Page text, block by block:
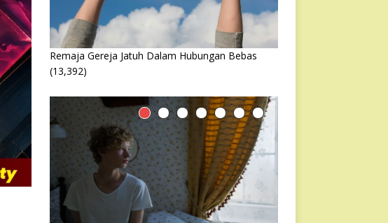
Remaja Gereja Jatuh Dalam Hubungan Bebas
(13,392)